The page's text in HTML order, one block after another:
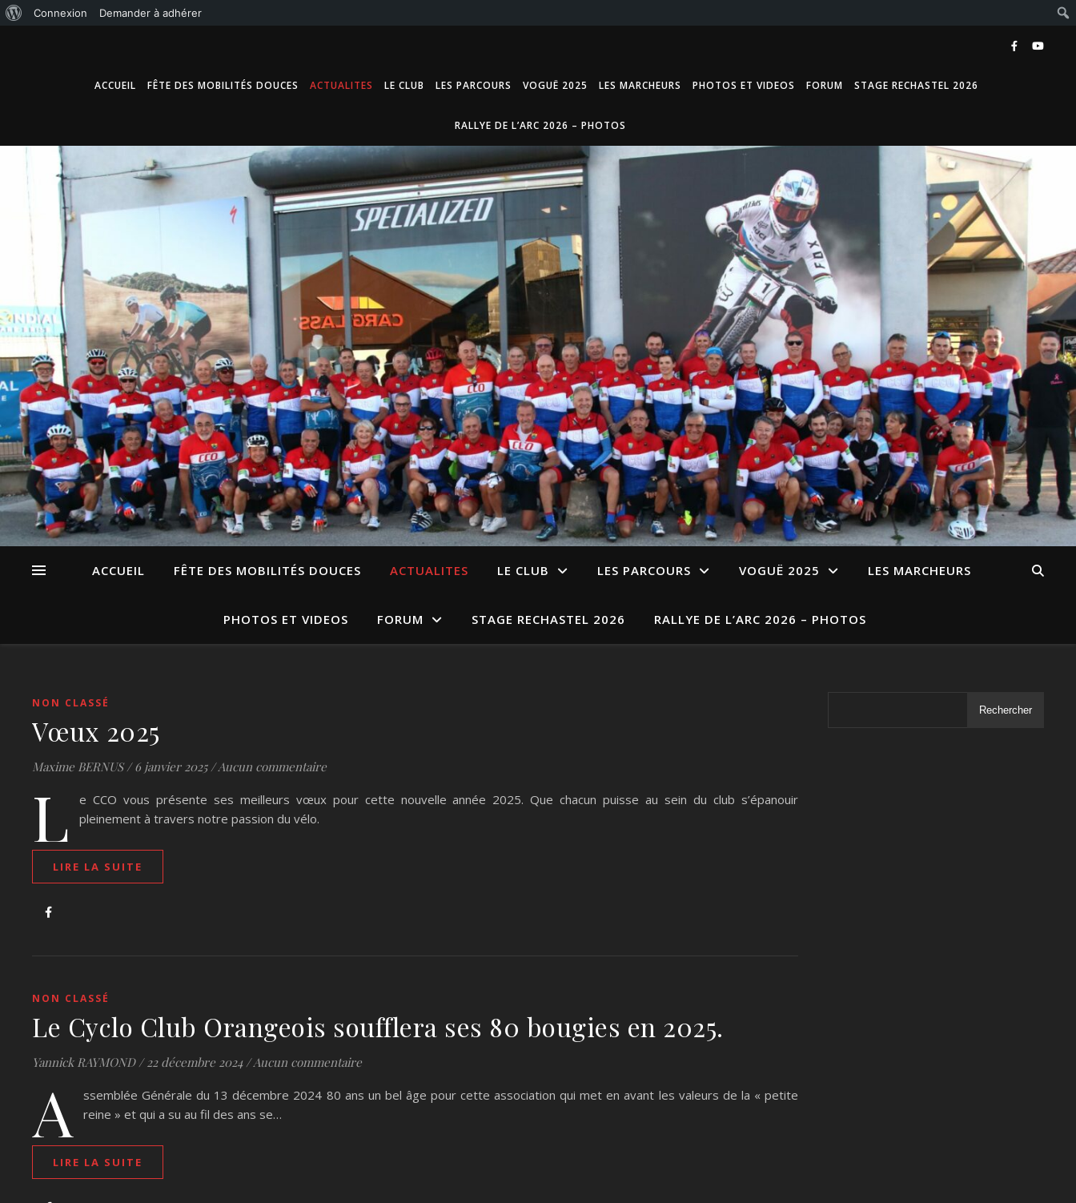
À propos de WordPress
Connexion Demander à adhérer
ACCUEIL FÊTE DES MOBILITÉS DOUCES ACTUALITES LE CLUB LES PARCOURS VOGUË 2025 LES MARCHEURS PHOTOS ET VIDEOS FORUM STAGE RECHASTEL 2026
RALLYE DE L’ARC 2026 – PHOTOS
ACCUEIL FÊTE DES MOBILITÉS DOUCES ACTUALITES LE CLUB LES PARCOURS VOGUË 2025 LES MARCHEURS
PHOTOS ET VIDEOS FORUM STAGE RECHASTEL 2026 RALLYE DE L’ARC 2026 – PHOTOS
NON CLASSÉ
Vœux 2025
Maxime BERNUS / 6 janvier 2025 /Aucun commentaire
L
e CCO vous présente ses meilleurs vœux pour cette nouvelle année 2025. Que chacun puisse au sein du club s’épanouir
pleinement à travers notre passion du vélo.
LIRE LA SUITE
NON CLASSÉ
Le Cyclo Club Orangeois soufflera ses 80 bougies en 2025.
Yannick RAYMOND / 22 décembre 2024 /Aucun commentaire
A
ssemblée Générale du 13 décembre 2024 80 ans un bel âge pour cette association qui met en avant les valeurs de la « petite
reine » et qui a su au fil des ans se…
LIRE LA SUITE
Rechercher